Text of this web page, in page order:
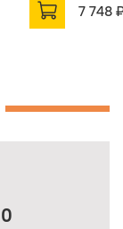
7 748